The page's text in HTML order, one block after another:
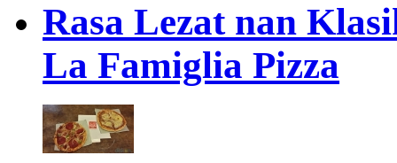
Rasa Lezat nan
La Famiglia Pizza